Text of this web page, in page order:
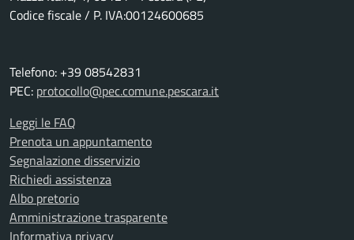
Codice fiscale / P. IVA:00124600685
Telefono: +39 08542831
PEC: protocollo@pec.comune.pescara.it
Leggi le FAQ
Prenota un appuntamento
Segnalazione disservizio
Richiedi assistenza
Albo pretorio
Amministrazione trasparente
Informativa privacy